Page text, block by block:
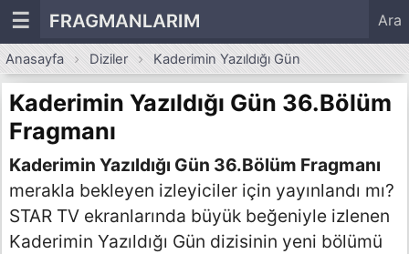
☰ FRAGMANLARIM Ara
Anasayfa Diziler Kaderimin Yazıldığı Gün
Kaderimin Yazıldığı Gün 36.Bölüm
Fragmanı
Kaderimin Yazıldığı Gün 36.Bölüm Fragmanı
merakla bekleyen izleyiciler için yayınlandı mı?
STAR TV ekranlarında büyük beğeniyle izlenen
Kaderimin Yazıldığı Gün dizisinin yeni bölümü